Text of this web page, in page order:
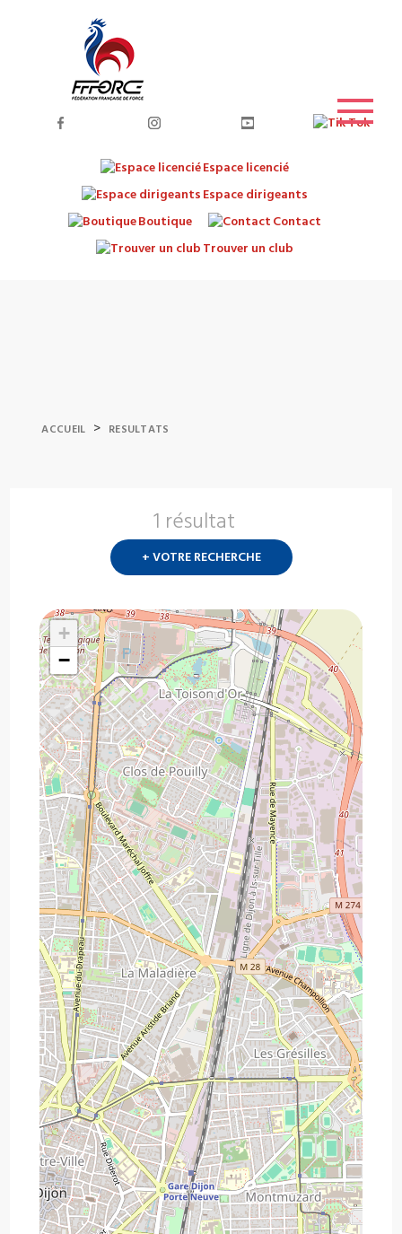
Espace licencié
Espace dirigeants
Boutique
Contact
Trouver un club
ACCUEIL > RESULTATS
1 résultat
+ VOTRE RECHERCHE
+
−